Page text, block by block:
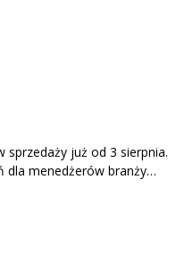
sprzedaży już od 3 sierpnia.
dla menedżerów branży…